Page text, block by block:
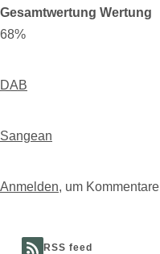
Gesamtwertung Wertung
68%
DAB
Sangean
Anmelden, um
RSS feed